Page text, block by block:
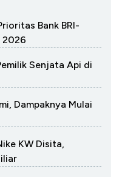
Bank BRI-
2026
Senjata Api di
Dampaknya Mulai
KW Disita,